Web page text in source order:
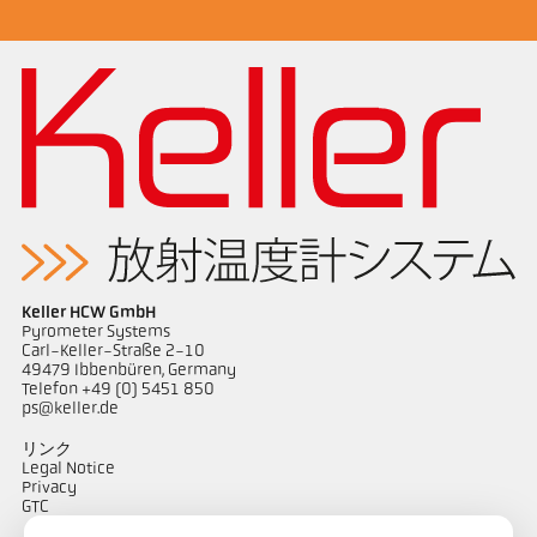
Keller HCW GmbH
Pyrometer Systems
Carl-Keller-Straße 2-10
49479 Ibbenbüren, Germany
Telefon +49 (0) 5451 850
ps@keller.de
リンク
Legal Notice
Privacy
GTC